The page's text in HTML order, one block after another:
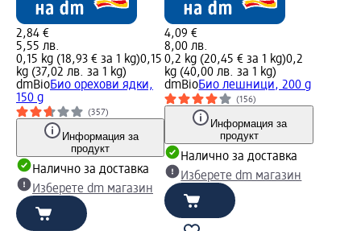
2,84 €
5,55 лв.
0,15 kg (18,93 € за 1 kg)0,15
kg (37,02 лв. за 1 kg)
dmBioБио орехови ядки,
150 g
(357)
Информация за
продукт
Налично за доставка
Изберете dm магазин
4,09 €
8,00 лв.
0,2 kg (20,45 € за 1 kg)0,2
kg (40,00 лв. за 1 kg)
dmBioБио лешници, 200 g
(156)
Информация за
продукт
Налично за доставка
Изберете dm магазин